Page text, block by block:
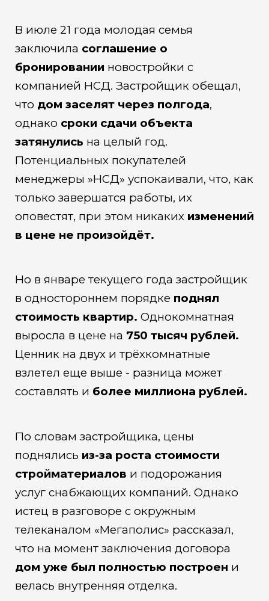
В июле 21 года молодая семья
заключила соглашение о
бронировании новостройки с
компанией НСД. Застройщик обещал,
что дом заселят через полгода,
однако сроки сдачи объекта
затянулись на целый год.
Потенциальных покупателей
менеджеры »НСД» успокаивали, что, как
только завершатся работы, их
оповестят, при этом никаких изменений
в цене не произойдёт.
Но в январе текущего года застройщик
в одностороннем порядке поднял
стоимость квартир. Однокомнатная
выросла в цене на 750 тысяч рублей.
Ценник на двух и трёхкомнатные
взлетел еще выше - разница может
составлять и более миллиона рублей.
По словам застройщика, цены
поднялись из-за роста стоимости
стройматериалов и подорожания
услуг снабжающих компаний. Однако
истец в разговоре с окружным
телеканалом «Мегаполис» рассказал,
что на момент заключения договора
дом уже был полностью построен и
велась внутренняя отделка.